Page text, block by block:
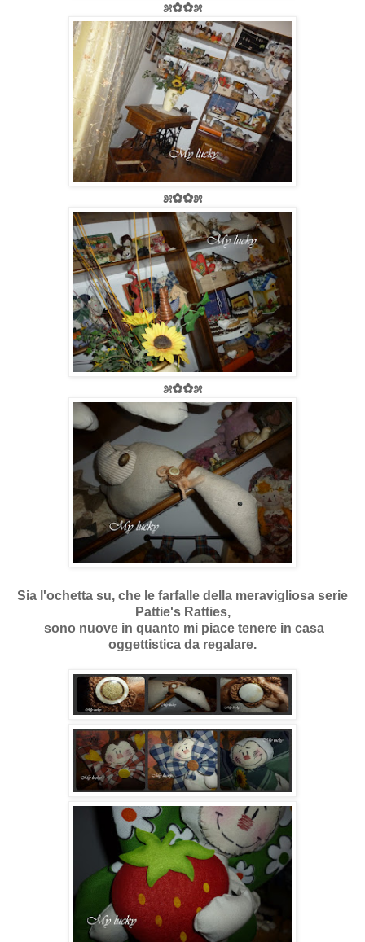
೫✿✿೫
೫✿✿೫
೫✿✿೫
Sia l'ochetta su, che le farfalle della meravigliosa serie
Pattie's Ratties,
sono nuove in quanto mi piace tenere in casa
oggettistica da regalare.